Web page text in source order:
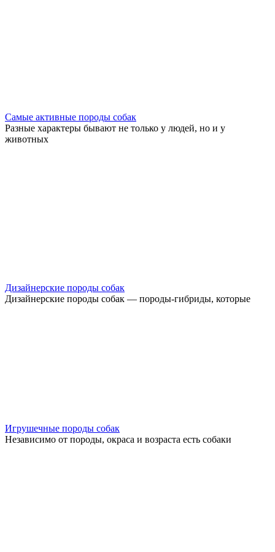
Самые активные породы собак
Разные характеры бывают не только у людей, но и у
животных
Дизайнерские породы собак
Дизайнерские породы собак — породы-гибриды, которые
Игрушечные породы собак
Независимо от породы, окраса и возраста есть собаки